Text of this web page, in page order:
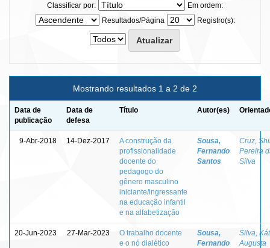
Classificar por:
Em ordem:
Resultados/Página
Registro(s):
Mostrando resultados 1 a 2 de 2
Data de
publicação
Data de
defesa
Título Autor(es)
9-Abr-2018 14-Dez-2017
A construção da
profissionalidade
docente do
pedagogo do
gênero masculino
iniciante/ingressante
na educação infantil
e na alfabetização
Sousa,
Fernando
Santos
Cruz,
Pereira
Silva
20-Jun-2023 27-Mar-2023
O trabalho docente
e o nó dialético
Sousa,
Fernando
Silva,
Augusta